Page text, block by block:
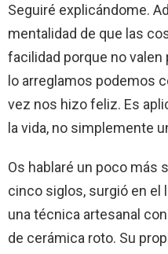
Seguiré explicándome.
mentalidad de que las
facilidad porque no valen
lo arreglamos podemos
vez nos hizo feliz. Es
la vida, no simplemente
Os hablaré un poco más
cinco siglos, surgió en el
una técnica artesanal
de cerámica roto. Su